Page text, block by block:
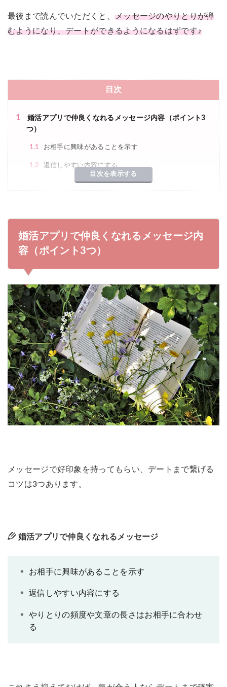
最後まで読んでいただくと、 メッセージのやりとりが弾
むようになり、デートができるようになるはずです♪
目次
1
婚活アプリで仲良くなれるメッセージ内容（ポイント3
つ）
1.1 お相手に興味があることを示す
1.2 返信しやすい内容にする
やりとりの頻度や文章の長さはお相手に合わせる
3.1 趣味について
3.4 よく行くお店やスポット
3.5 地元や出身地の話題
3.6 これからやりたいこと
4 婚活アプリのメッセージでNGなこと
4.1 実際に会うまでタメ語はやめとこう
4.2 すぐにLINEを聞く
4.3 日記のようなメッセージ内容
5.1 相手の好きな話題をふってみる
5.2 デートに誘ってしまう
目次を表示する
婚活アプリで仲良くなれるメッセージ内
容（ポイント3つ）
メッセージで好印象を持ってもらい、デートまで繋げる
コツは3つあります。
婚活アプリで仲良くなれるメッセージ
お相手に興味があることを示す
返信しやすい内容にする
やりとりの頻度や文章の長さはお相手に合わせ
る